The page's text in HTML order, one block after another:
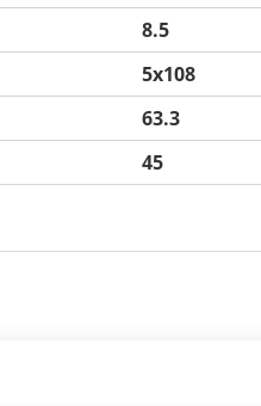
8.5
5x108
63.3
45